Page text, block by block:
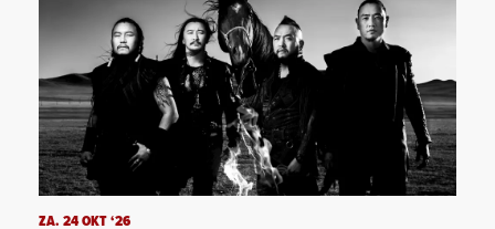
ZA. 24 OKT ‘26